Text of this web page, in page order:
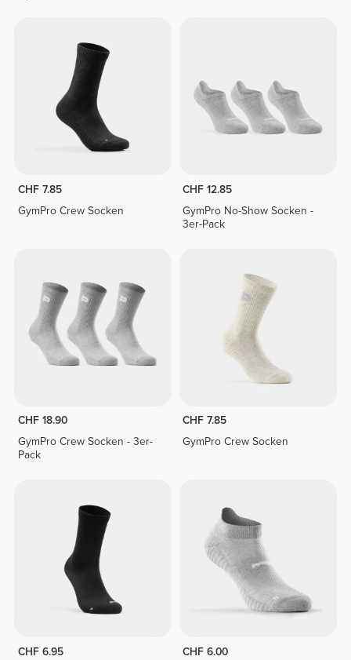
CHF 7.85
GymPro Crew Socken
CHF 12.85
GymPro No-Show Socken -
3er-Pack
CHF 18.90
GymPro Crew Socken - 3er-
Pack
CHF 7.85
GymPro Crew Socken
CHF 6.95
CHF 6.00